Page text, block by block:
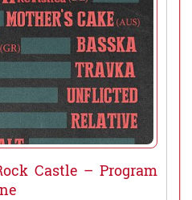
Castle – Program